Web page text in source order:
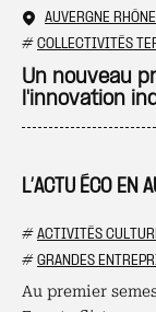
L’ACTU ÉCO EN
# ACTIVITÉS
# GRANDES
Au premier
AUVERGNE
# COLLECTIVITÉS
Un nouveau
l'innovation